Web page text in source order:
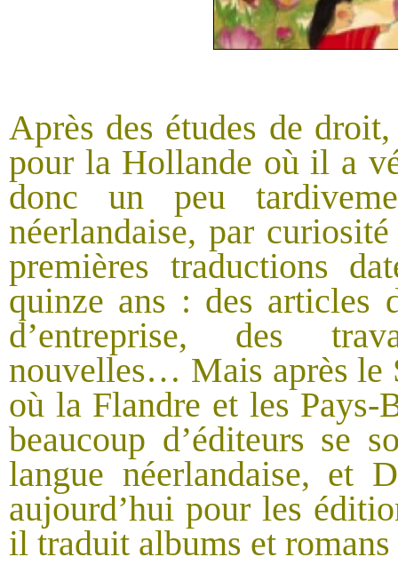
Après des études de
pour la Hollande où il a
donc un peu
néerlandaise, par
premières traductions
quinze ans : des articles
d’entreprise, des
nouvelles… Mais après le
où la Flandre et les Pays-
beaucoup d’éditeurs se
langue néerlandaise, et
aujourd’hui pour les
il traduit albums et